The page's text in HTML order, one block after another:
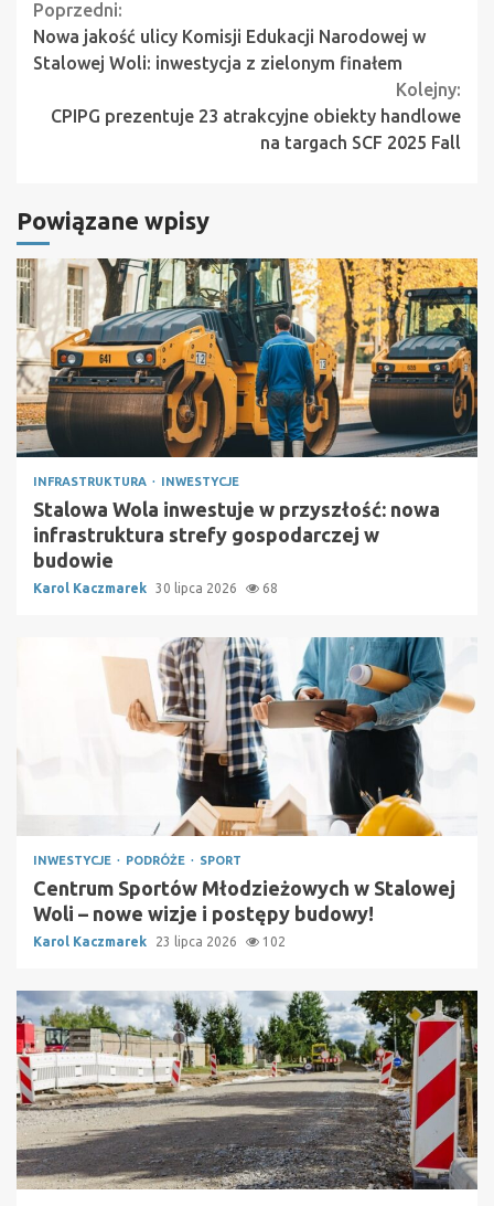
Continue
Reading
Poprzedni:
Nowa jakość ulicy Komisji Edukacji Narodowej w
Stalowej Woli: inwestycja z zielonym finałem
Kolejny:
CPIPG prezentuje 23 atrakcyjne obiekty handlowe
na targach SCF 2025 Fall
Powiązane wpisy
INFRASTRUKTURA INWESTYCJE
Stalowa Wola inwestuje w przyszłość: nowa
infrastruktura strefy gospodarczej w
budowie
Karol Kaczmarek 30 lipca 2026 68
INWESTYCJE PODRÓŻE SPORT
Centrum Sportów Młodzieżowych w Stalowej
Woli – nowe wizje i postępy budowy!
Karol Kaczmarek 23 lipca 2026 102